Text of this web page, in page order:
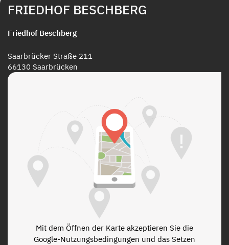
FRIEDHOF BESCHBERG
Friedhof Beschberg
Saarbrücker Straße 211
66130 Saarbrücken
Mit dem Öffnen der Karte akzeptieren Sie die
Google-Nutzungsbedingungen und das Setzen